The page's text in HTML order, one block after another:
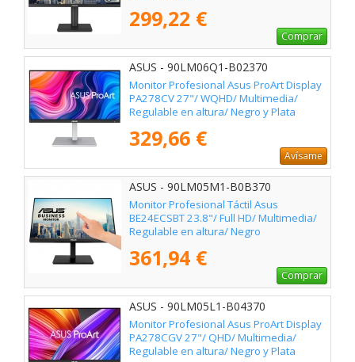
299,22 €
Comprar
ASUS - 90LM06Q1-B02370
Monitor Profesional Asus ProArt Display
PA278CV 27"/ WQHD/ Multimedia/
Regulable en altura/ Negro y Plata
329,66 €
Avísame
ASUS - 90LM05M1-B0B370
Monitor Profesional Táctil Asus
BE24ECSBT 23.8"/ Full HD/ Multimedia/
Regulable en altura/ Negro
361,94 €
Comprar
ASUS - 90LM05L1-B04370
Monitor Profesional Asus ProArt Display
PA278CGV 27"/ QHD/ Multimedia/
Regulable en altura/ Negro y Plata